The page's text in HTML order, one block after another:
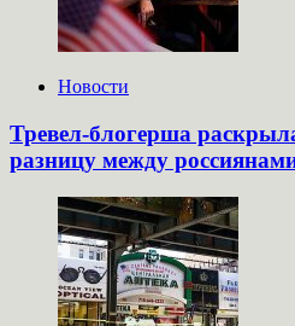
Новости
Тревел-блогерша
разницу между